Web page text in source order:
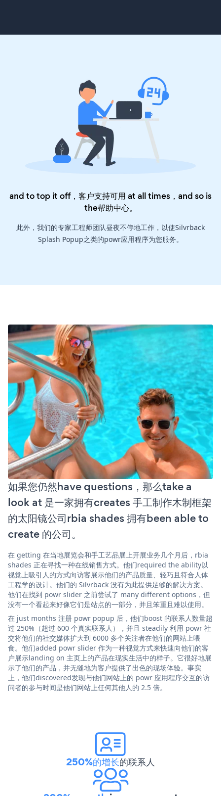
and to top it off，客户支持可用 at all times，and so is
the帮助中心。
此外，我们的专家工程师团队昼夜不停地工作，以使Silvrback
Splash Popup之类的powr应用程序为您服务。
如果您仍然have questions，那么take a
look at 是一家拥有creates 手工制作木制框架
的太阳镜公司rbia shades 拥有been able to
create 的公司。
在 getting 在当地展览会和手工艺品展上开展业务几个月后，rbia
shades 正在寻找一种在线销售方式。他们required the ability以
视觉上吸引人的方式向访客展示他们的产品质量、轻巧且符合人体
工程学的设计。他们的 Silvrback 没有为此提供足够的解决方案。
他们在找到 powr slider 之前尝试了 many different options，但
没有一个看起来好像它们是站点的一部分，并且笨重且难以使用。
在 just months 注册 powr popup 后，他们boost 的联系人数量超
过 250%（超过 600 个真实联系人），并且 steadily 利用 powr 社
交将他们的社交媒体扩大到 6000 多个关注者在他们的网站上喂
食。他们added powr slider 作为一种视觉方式来快速向他们的客
户展示landing on 主页上的产品在现实生活中的样子。它很好地展
示了他们的产品，并无缝地为客户提供了出色的现场体验。事实
上，他们discovered发现与他们网站上的 powr 应用程序交互的访
问者的参与时间是他们网站上任何其他人的 2.5 倍。
250%的增长的联系人